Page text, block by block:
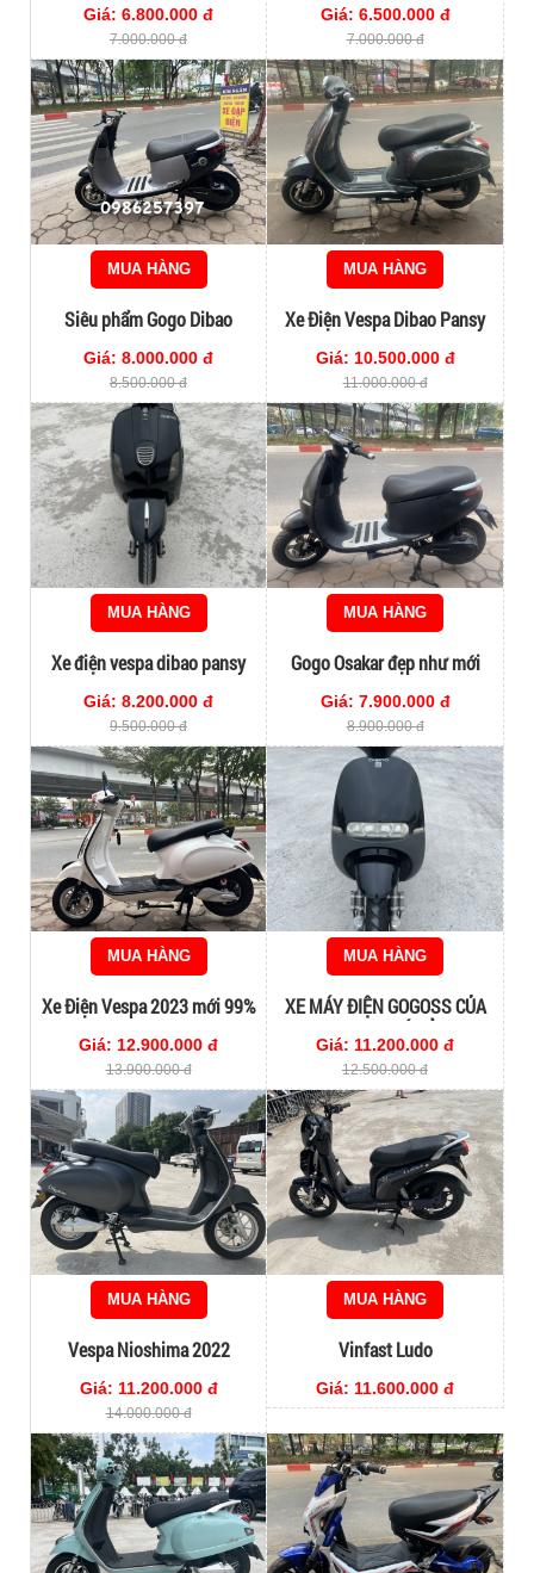
Giá: 6.800.000 đ
7.000.000 đ
Giá: 6.500.000 đ
7.000.000 đ
MUA HÀNG
Siêu phẩm Gogo Dibao
Giá: 8.000.000 đ
8.500.000 đ
MUA HÀNG
Xe Điện Vespa Dibao Pansy
Giá: 10.500.000 đ
11.000.000 đ
MUA HÀNG
Xe điện vespa dibao pansy
Giá: 8.200.000 đ
9.500.000 đ
MUA HÀNG
Gogo Osakar đẹp như mới
Giá: 7.900.000 đ
8.900.000 đ
MUA HÀNG
Xe Điện Vespa 2023 mới 99%
Giá: 12.900.000 đ
13.900.000 đ
MUA HÀNG
XE MÁY ĐIỆN GOGOSS CỦA
DIBAO GIÁ RẺ
Giá: 11.200.000 đ
12.500.000 đ
MUA HÀNG
Vespa Nioshima 2022
Giá: 11.200.000 đ
14.000.000 đ
MUA HÀNG
Vinfast Ludo
Giá: 11.600.000 đ